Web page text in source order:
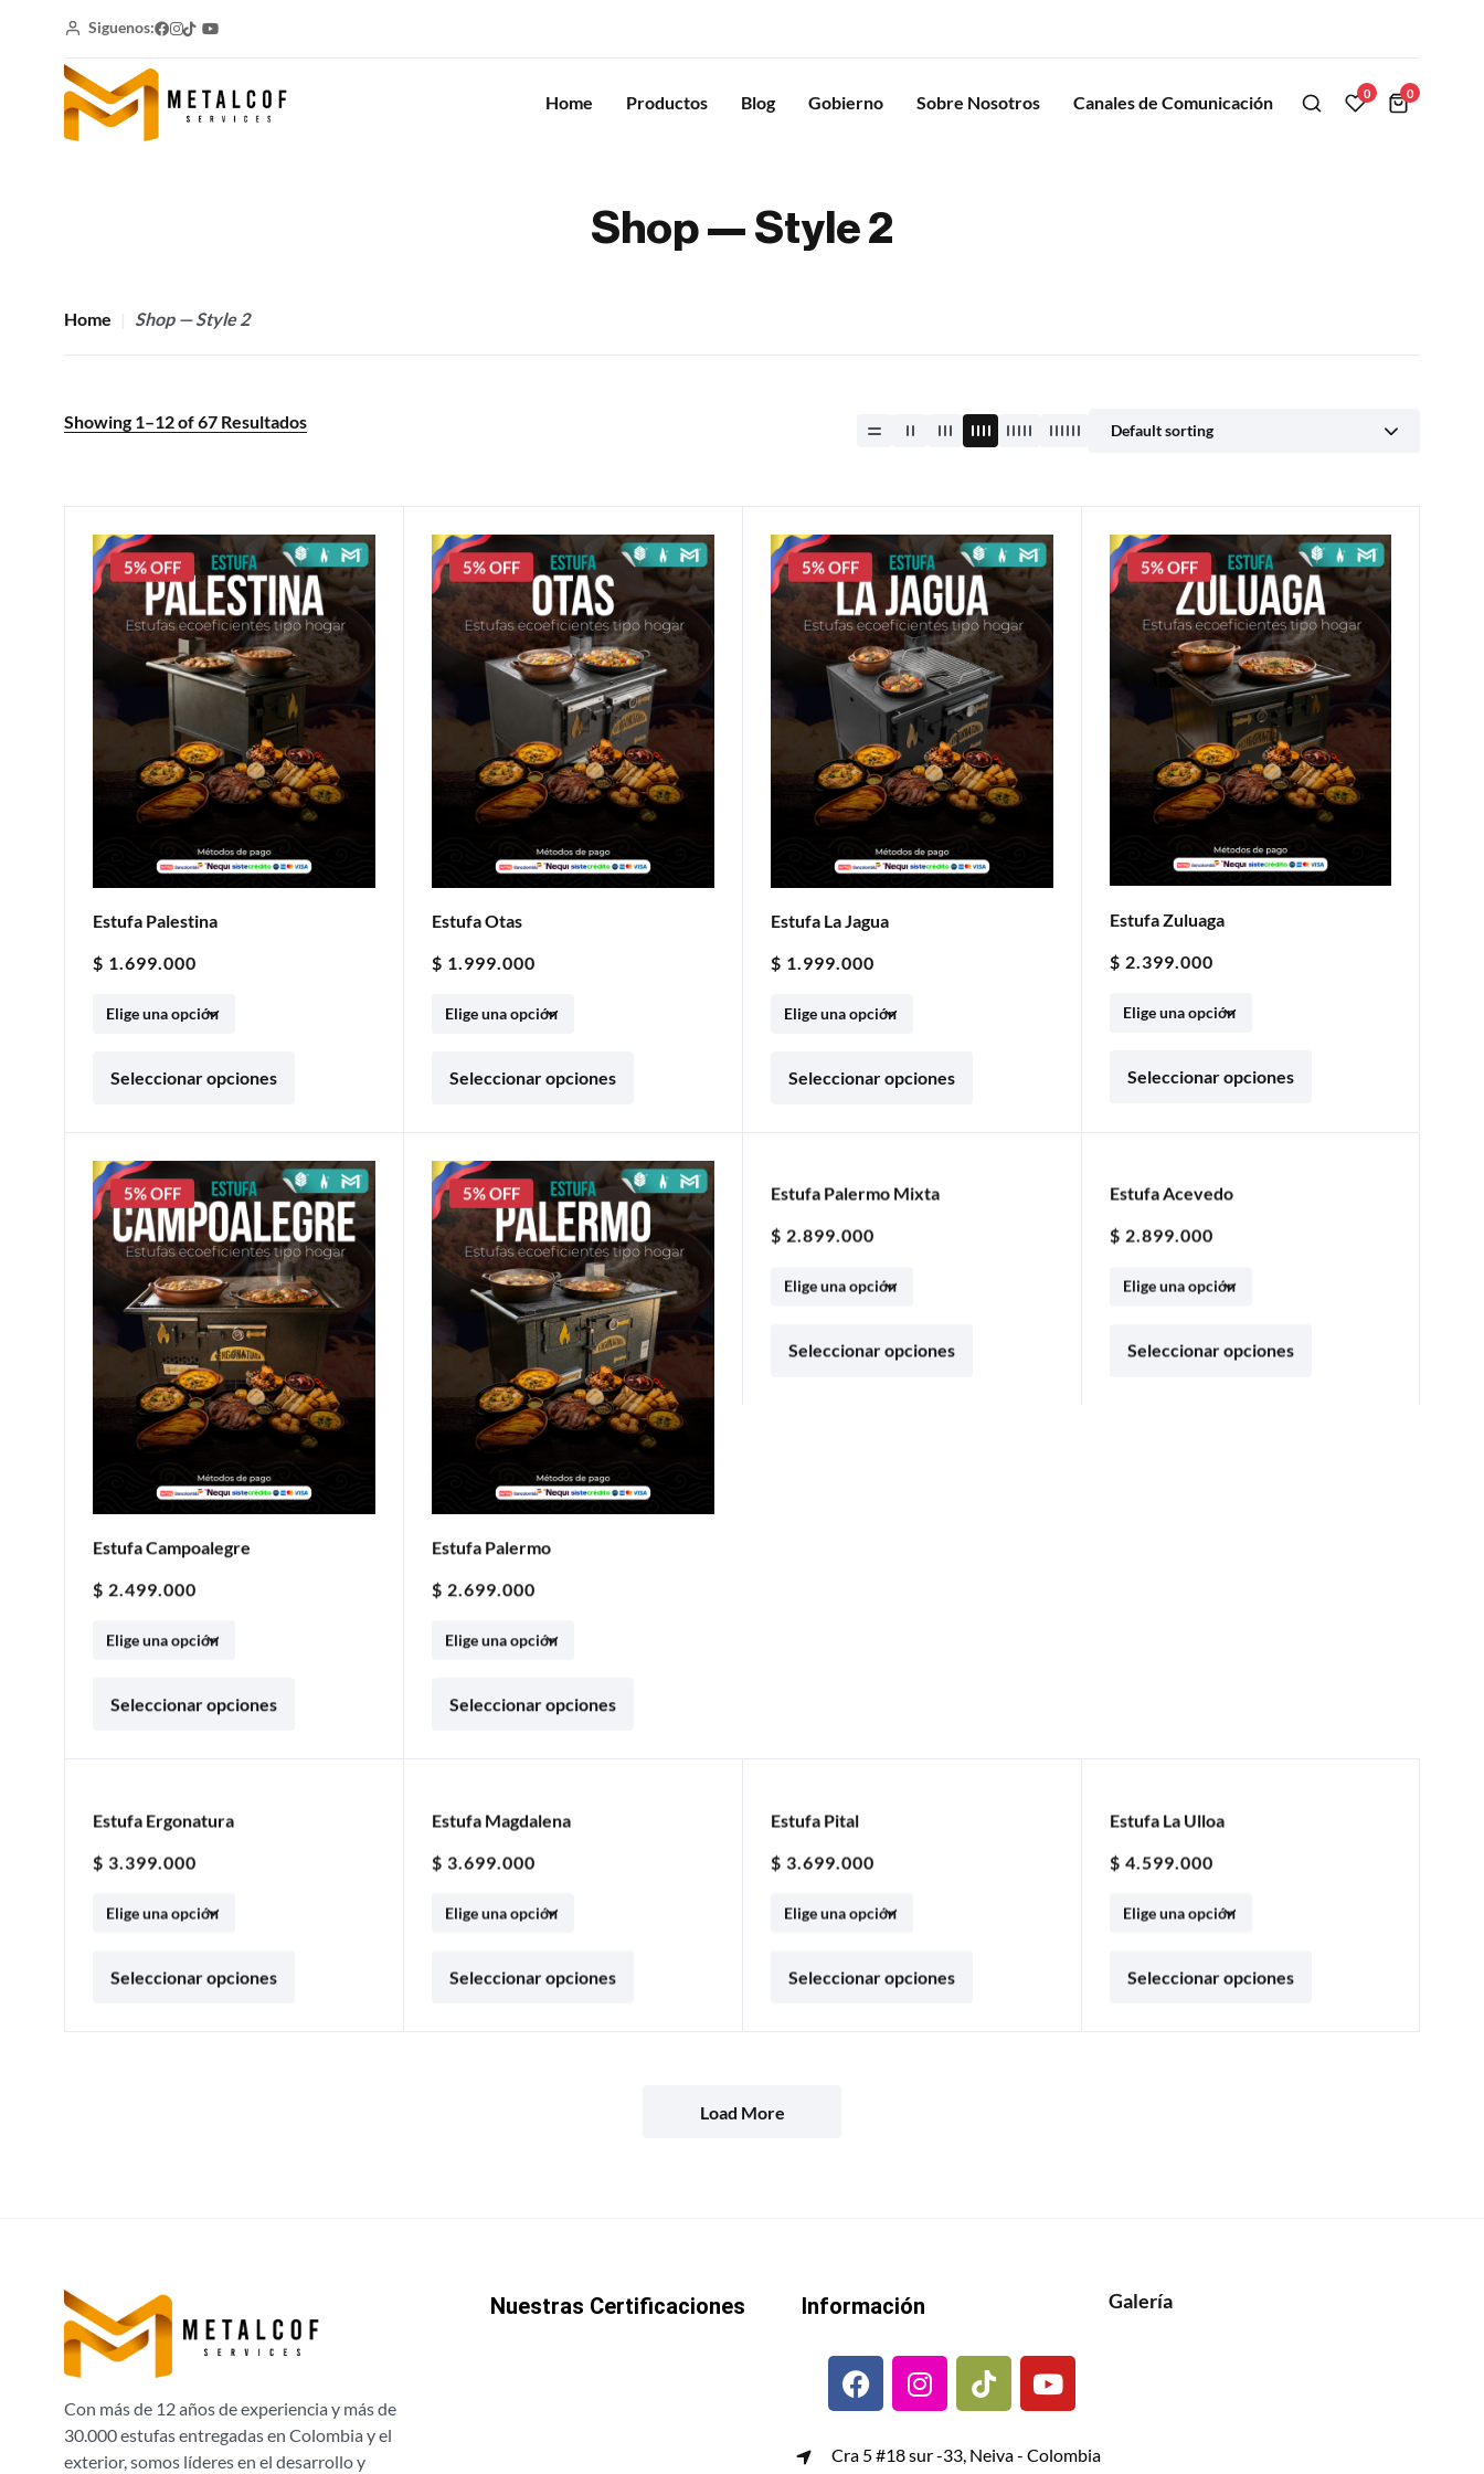
Siguenos:
Home Productos Blog Gobierno Sobre Nosotros Canales de Comunicación 0 0
Shop — Style 2
Home Shop — Style 2
Showing 1–12of67 Resultados Default sorting
5% OFF
Estufa Palestina
$ 1.699.000
Seleccionar opciones
5% OFF
Estufa Otas
$ 1.999.000
Seleccionar opciones
5% OFF
Estufa La Jagua
$ 1.999.000
Seleccionar opciones
5% OFF
Estufa Zuluaga
$ 2.399.000
Seleccionar opciones
5% OFF
Estufa Campoalegre
$ 2.499.000
Seleccionar opciones
5% OFF
Estufa Palermo
$ 2.699.000
Seleccionar opciones
5% OFF
Estufa Palermo Mixta
$ 2.899.000
Seleccionar opciones
5% OFF
Estufa Acevedo
$ 2.899.000
Seleccionar opciones
5% OFF
Estufa Ergonatura
$ 3.399.000
Seleccionar opciones
5% OFF
Estufa Magdalena
$ 3.699.000
Seleccionar opciones
5% OFF
Estufa Pital
$ 3.699.000
Seleccionar opciones
5% OFF
Estufa La Ulloa
$ 4.599.000
Seleccionar opciones
Load More
Con más de 12 años de experiencia y más de
30.000 estufas entregadas en Colombia y el
exterior, somos líderes en el desarrollo y
Nuestras Certificaciones Información
Cra 5 #18 sur -33, Neiva - Colombia
Galería